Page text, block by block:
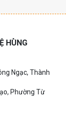
HÙNG
Ngạc, Thành
Phường Từ